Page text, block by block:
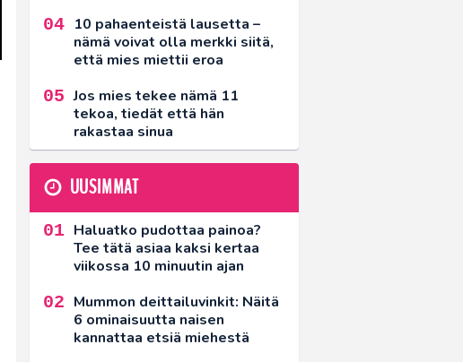
10 pahaenteistä lausetta –
nämä voivat olla merkki siitä,
että mies miettii eroa
Jos mies tekee nämä 11
tekoa, tiedät että hän
rakastaa sinua
UUSIMMAT
Haluatko pudottaa painoa?
Tee tätä asiaa kaksi kertaa
viikossa 10 minuutin ajan
Mummon deittailuvinkit: Näitä
6 ominaisuutta naisen
kannattaa etsiä miehestä